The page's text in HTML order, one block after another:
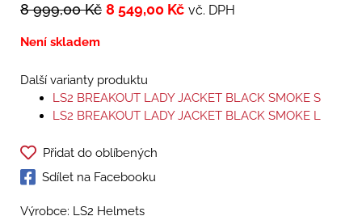
8 999,00Kč 8 549,00 Kč vč. DPH
Není skladem
Další varianty produktu
LS2 BREAKOUT LADY JACKET BLACK SMOKE S
LS2 BREAKOUT LADY JACKET BLACK SMOKE L
Přidat do oblíbených
Sdílet na Facebooku
Výrobce: LS2 Helmets